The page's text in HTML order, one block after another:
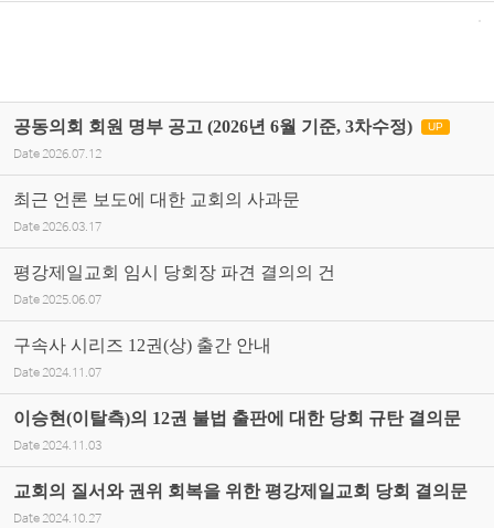
공동의회 회원 명부 공고 (2026년 6월 기준, 3차수정) UP
Date 2026.07.12
최근 언론 보도에 대한 교회의 사과문
Date 2026.03.17
평강제일교회 임시 당회장 파견 결의의 건
Date 2025.06.07
구속사 시리즈 12권(상) 출간 안내
Date 2024.11.07
이승현(이탈측)의 12권 불법 출판에 대한 당회 규탄 결의문
Date 2024.11.03
교회의 질서와 권위 회복을 위한 평강제일교회 당회 결의문
Date 2024.10.27